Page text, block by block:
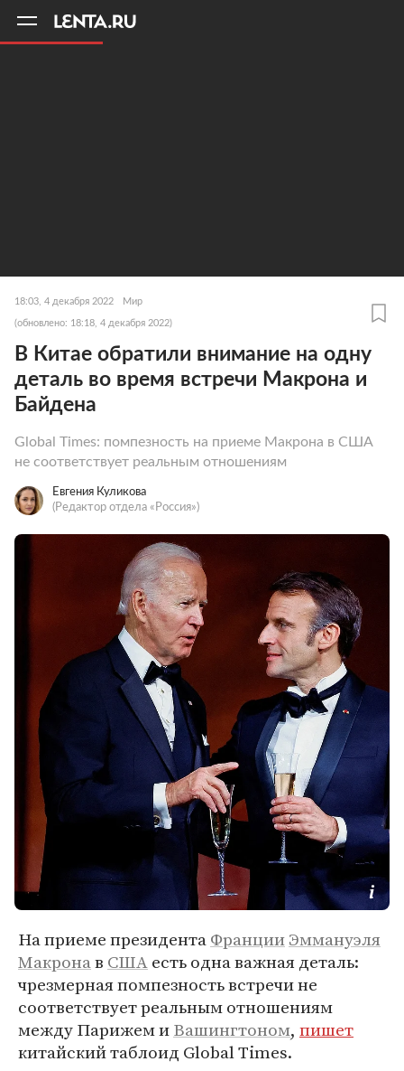
18:03, 4 декабря 2022 Мир
(обновлено: 18:18, 4 декабря 2022)
В Китае обратили внимание на одну
деталь во время встречи Макрона и
Байдена
Global Times: помпезность на приеме Макрона в США
не соответствует реальным отношениям
Евгения Куликова
(Редактор отдела «Россия»)
На приеме президентаФранцииЭммануэля
Макронав СШАесть одна важная деталь:
чрезмерная помпезность встречи не
соответствует реальным отношениям
между Парижем иВашингтоном, пишет
китайский таблоид Global Times.